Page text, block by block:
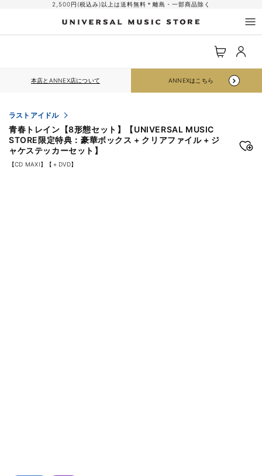
2,500円(税込み)以上は送料無料＊離島・一部商品除く
ー
ロ
グ
イ
ン
本店とANNEX店について ANNEXはこちら
ラストアイドル
青春トレイン【8形態セット】【UNIVERSAL MUSIC
STORE限定特典：豪華ボックス + クリアファイル + ジ
ャケステッカーセット】
【CD MAXI】【＋DVD】